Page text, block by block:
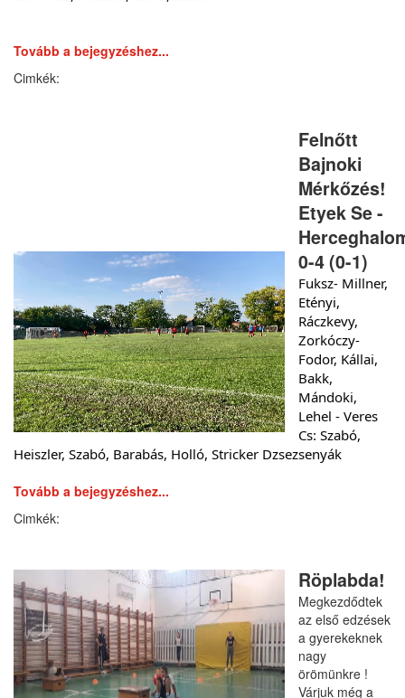
Tovább a bejegyzéshez...
Felnőtt
Bajnoki
Mérkőzés!
Etyek Se -
0-4 (0-1)
Fuksz- Millner,
Etényi,
Ráczkevy,
Zorkóczy-
Fodor, Kállai,
Bakk,
Mándoki,
Lehel - Veres
Cs: Szabó,
Heiszler, Szabó, Barabás, Holló, Stricker Dzsezsenyák
Tovább a bejegyzéshez...
Röplabda!
Megkezdődtek
az első edzések
a gyerekeknek
nagy
örömünkre !
Várjuk még a